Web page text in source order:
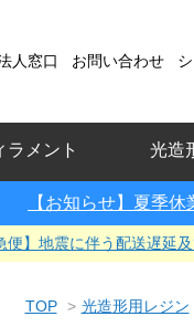
人窓口 お問い合わせ
ラメント 光造
【お知らせ】夏季
便】地震に伴う配送遅延
TOP > 光造形用レジン